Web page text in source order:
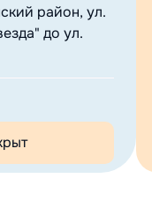
район, ул.
до ул.